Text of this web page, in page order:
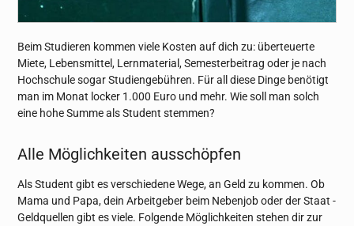
Beim Studieren kommen viele Kosten auf dich zu: überteuerte
Miete, Lebensmittel, Lernmaterial, Semesterbeitrag oder je nach
Hochschule sogar Studiengebühren. Für all diese Dinge benötigt
man im Monat locker 1.000 Euro und mehr. Wie soll man solch
eine hohe Summe als Student stemmen?
Alle Möglichkeiten ausschöpfen
Als Student gibt es verschiedene Wege, an Geld zu kommen. Ob
Mama und Papa, dein Arbeitgeber beim Nebenjob oder der Staat -
Geldquellen gibt es viele. Folgende Möglichkeiten stehen dir zur